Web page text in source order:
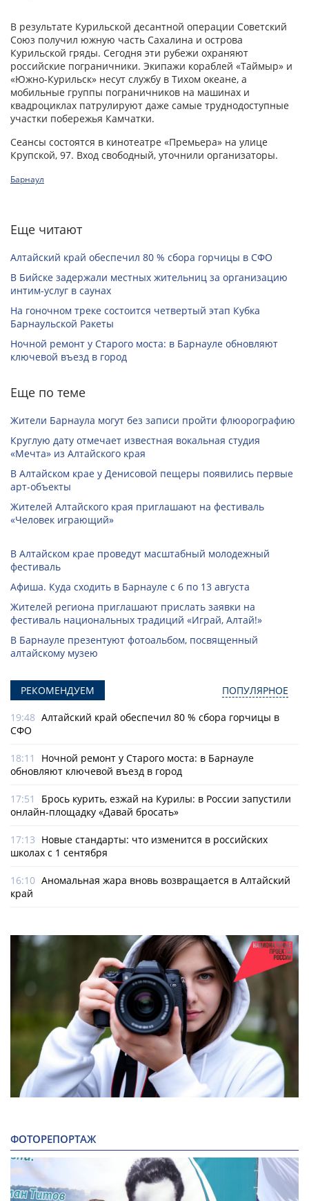
В результате Курильской десантной операции Советский
Союз получил южную часть Сахалина и острова
Курильской гряды. Сегодня эти рубежи охраняют
российские пограничники. Экипажи кораблей «Таймыр» и
«Южно-Курильск» несут службу в Тихом океане, а
мобильные группы пограничников на машинах и
квадроциклах патрулируют даже самые труднодоступные
участки побережья Камчатки.
Сеансы состоятся в кинотеатре «Премьера» на улице
Крупской, 97. Вход свободный, уточнили организаторы.
Барнаул
Еще читают
Алтайский край обеспечил 80 % сбора горчицы в СФО
В Бийске задержали местных жительниц за организацию
интим-услуг в саунах
На гоночном треке состоится четвертый этап Кубка
Барнаульской Ракеты
Ночной ремонт у Старого моста: в Барнауле обновляют
ключевой въезд в город
Еще по теме
Жители Барнаула могут без записи пройти флюорографию
Круглую дату отмечает известная вокальная студия
«Мечта» из Алтайского края
В Алтайском крае у Денисовой пещеры появились первые
арт-объекты
Жителей Алтайского края приглашают на фестиваль
«Человек играющий»
В Алтайском крае проведут масштабный молодежный
фестиваль
Афиша. Куда сходить в Барнауле с 6 по 13 августа
Жителей региона приглашают прислать заявки на
фестиваль национальных традиций «Играй, Алтай!»
В Барнауле презентуют фотоальбом, посвященный
алтайскому музею
РЕКОМЕНДУЕМ ПОПУЛЯРНОЕ
19:48 Алтайский край обеспечил 80 % сбора горчицы в
СФО
18:11
Ночной ремонт у Старого моста: в Барнауле
обновляют ключевой въезд в город
17:51
Брось курить, езжай на Курилы: в России запустили
онлайн-­площадку «Давай бросать»
17:13 Новые стандарты: что изменится в российских
школах с 1 сентября
16:10 Аномальная жара вновь возвращается в Алтайский
край
ФОТОРЕПОРТАЖ